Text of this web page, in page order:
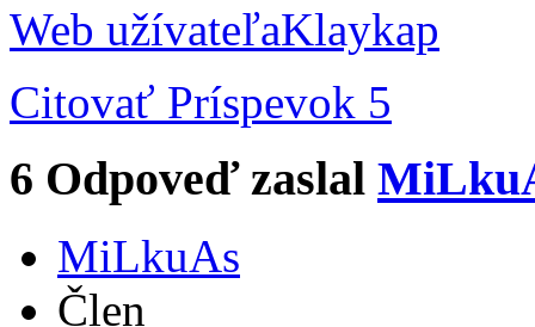
Web užívateľaKlaykap
Citovať Príspevok 5
6 Odpoveď zaslal
MiLkuAs
Člen